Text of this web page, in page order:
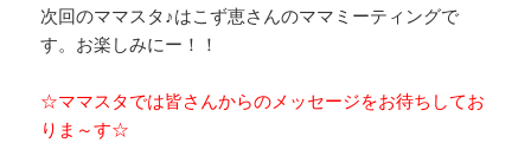
次回のママスタ♪はこず恵さんのママミーティングで
す。お楽しみにー！！
☆ママスタでは皆さんからのメッセージをお待ちしてお
りま～す☆